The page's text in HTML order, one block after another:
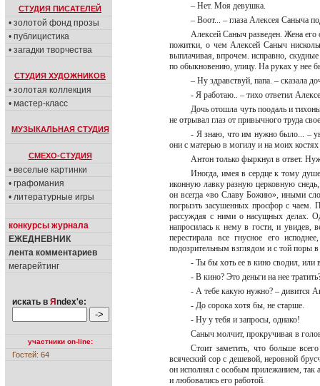
СТУДИЯ ПИСАТЕЛЕЙ
• золотой фонд прозы
• публицистика
• загадки творчества
СТУДИЯ ХУДОЖНИКОВ
• золотая коллекция
• мастер-класс
МУЗЫКАЛЬНАЯ СТУДИЯ
СМЕХО-СТУДИЯ
• веселые картинки
• графомания
• литературные игры
конкурсы журнала
ЕЖЕДНЕВНИК
лента комментариев
мегарейтинг
искать в Я ndex'е:
участники on-line:
Гостей: 64
– Нет. Моя девушка.
– Воот... – глаза Алексея Саныча
Алексей Саныч разведен. Жена его
пожитки, о чем Алексей Саныч
выплачивая, впрочем. исправно,
по обыкновению, улицу. На руках у нее
– Ну здравствуй, папа. – сказала
- Я работаю.. – тихо ответил
Дочь отошла чуть поодаль и
не отрывал глаз от привычного труда
- Я знаю, что им нужно было... –
они с матерью в могилу и на моих костях
Антон только фыркнул в ответ.
Иногда, имея в сердце к тому
иконную лавку разную церковную
он всегда «во Славу Божию», иными
погрызть засушенных просфор с чаем.
рассуждая с ними о насущных делах.
напросилась к нему в гости, и увидев,
перестирала все гнусное его
подозрительным взглядом и с той поры
- Ты бы хоть ее в кино сводил,
- В кино? Это деньги на нее
- А тебе какую нужно? – дивится
- До сорока хотя бы, не старше.
- Ну у тебя и запросы, однако!
Саныч молчит, прокручивая в
Стоит заметить, что больше
всяческий сор с дешевой, неровной
он исполнял с особым прилежанием, так
и любовались его работой.